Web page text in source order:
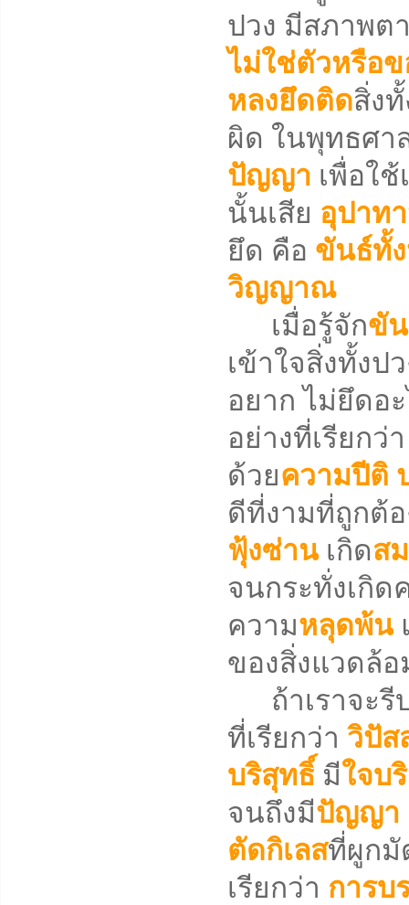
ปวง มีสภาพต
ไม่ใช่ตัวหรือข
หลงยึดติดสิ่ง
ผิด ในพุทธศา
ปัญญา เพื่อใ
นั้นเสีย อุปาท
ยึด คือ ขันธ์ทั้
วิญญาณ
เมื่อรู้จักขั
เข้าใจสิ่งทั้งป
อยาก ไม่ยึดอ
อย่างที่เรียกว่
ด้วยความปีติ
ดีที่งามที่ถูกต้อ
ฟุ้งซ่านเกิดส
จนกระทั่งเกิด
ความหลุดพ้น
ของสิ่งแวดล้อ
ถ้าเราจะรี
ที่เรียกว่า วิปัส
บริสุทธิ์มีใจบ
จนถึงมีปัญญา
ตัดกิเลสที่ผูกมั
เรียกว่า การบ